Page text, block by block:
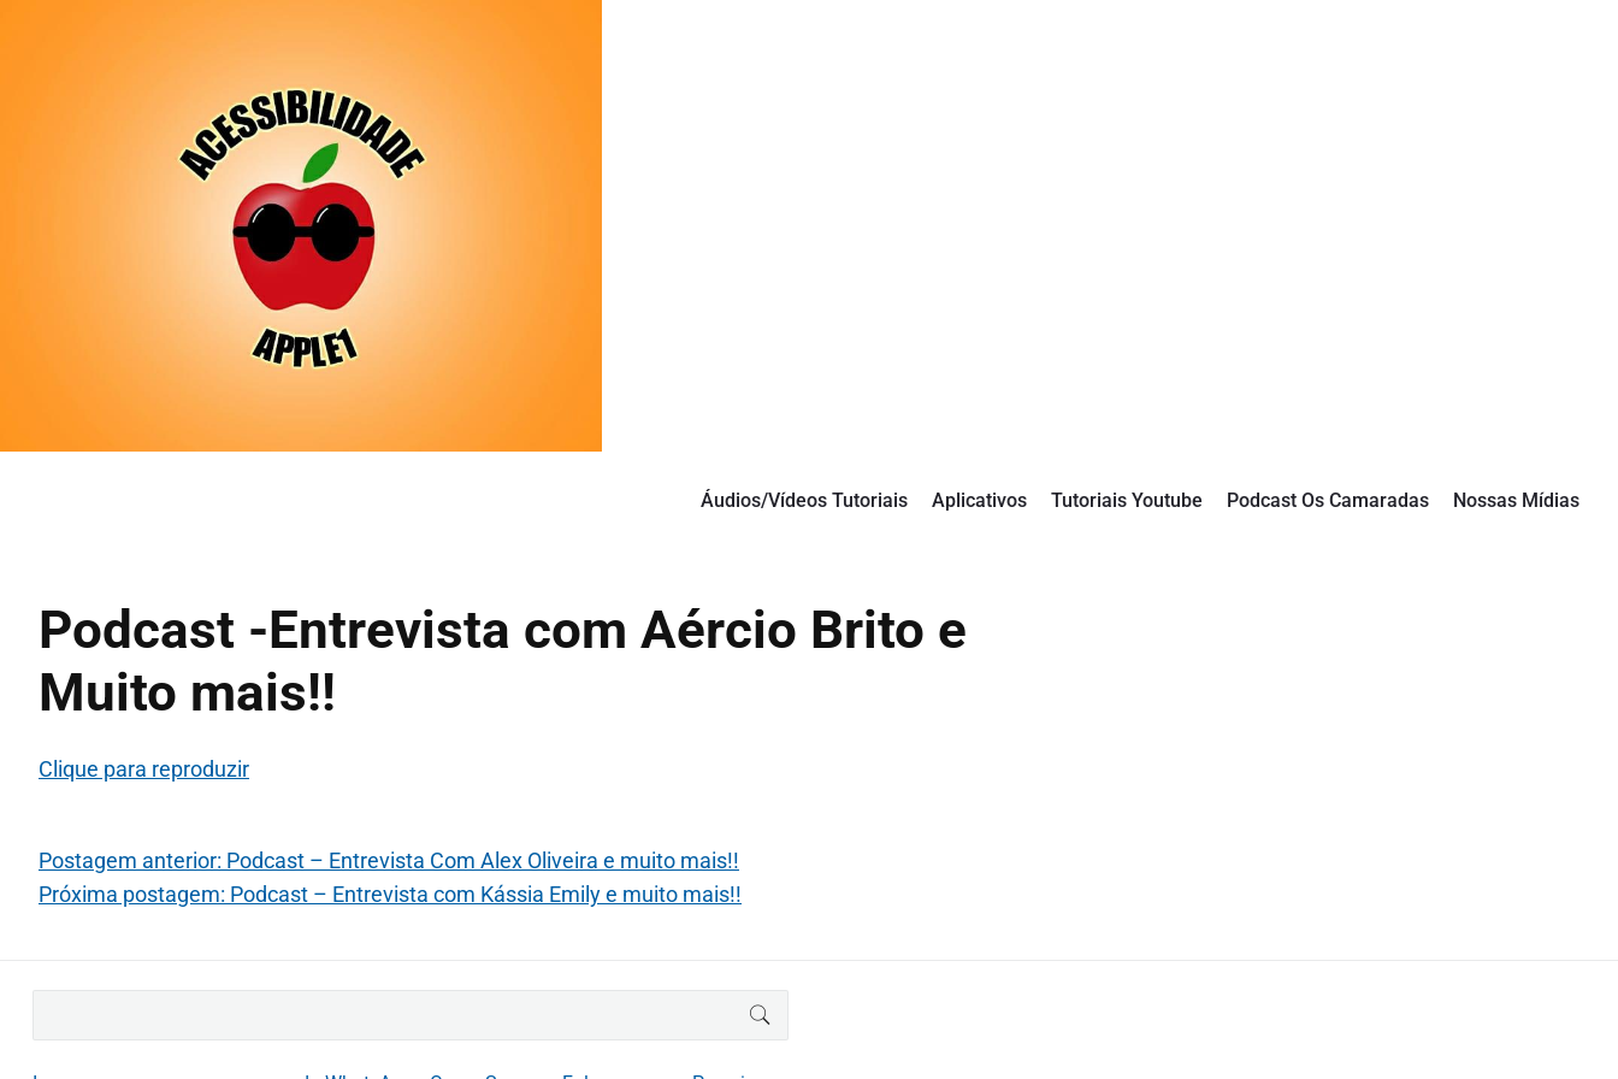
Áudios/Vídeos Tutoriais Aplicativos Tutoriais Youtube Podcast Os Camaradas Nossas Mídias
Podcast -Entrevista com Aércio Brito e
Muito mais!!
Clique para reproduzir
Postagem anterior: Podcast – Entrevista Com Alex Oliveira e muito mais!!
Próxima postagem: Podcast – Entrevista com Kássia Emily e muito mais!!
BUSCAR